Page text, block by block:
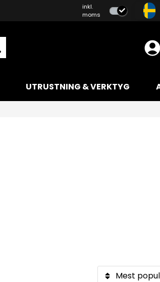
inkl.
moms
UTRUSTNING & VERKTYG
Mest